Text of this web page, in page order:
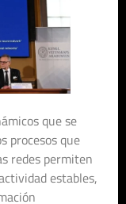
que se
procesos que
redes permiten
estables,